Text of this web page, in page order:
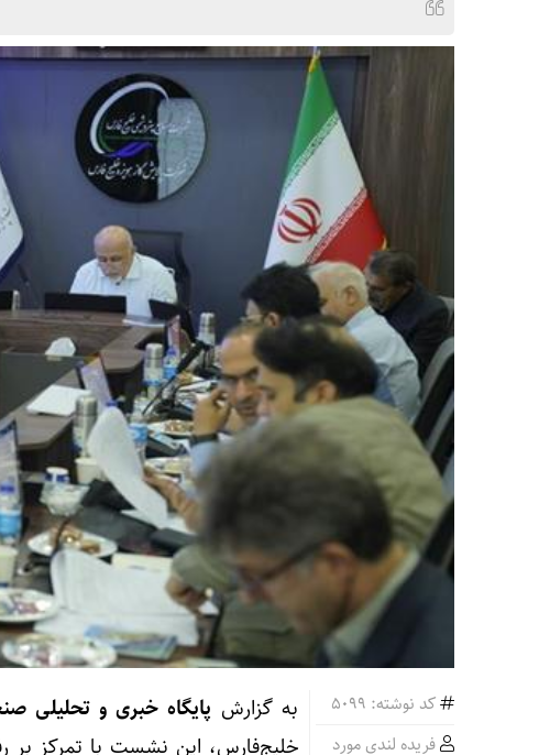
کد نوشته: 5099
فریده لندی مورد
به گزارش پایگاه خبری و تحلیلی
خلیج‌فارس، این نشست با تمرکز بر